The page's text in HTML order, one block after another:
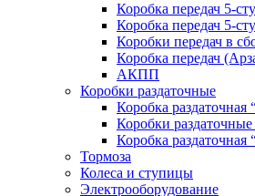
Коробка передач 5-
Коробка передач 5-
Коробки передач в
Коробка передач
АКПП
Коробки раздаточные
Коробка раздаточная
Коробки раздаточные
Коробка
Тормоза
Колеса и ступицы
Электрооборудование